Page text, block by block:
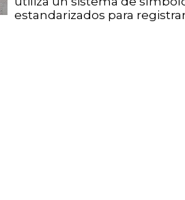
estandarizados para